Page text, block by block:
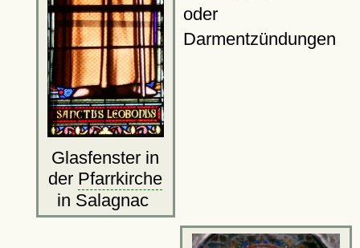
Glasfenster in
der Pfarrkirche
in Salagnac
oder
Darmentzündungen